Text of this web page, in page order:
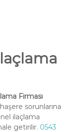
Firması
sorunlarına
ilaçlama
getirilir. 0543